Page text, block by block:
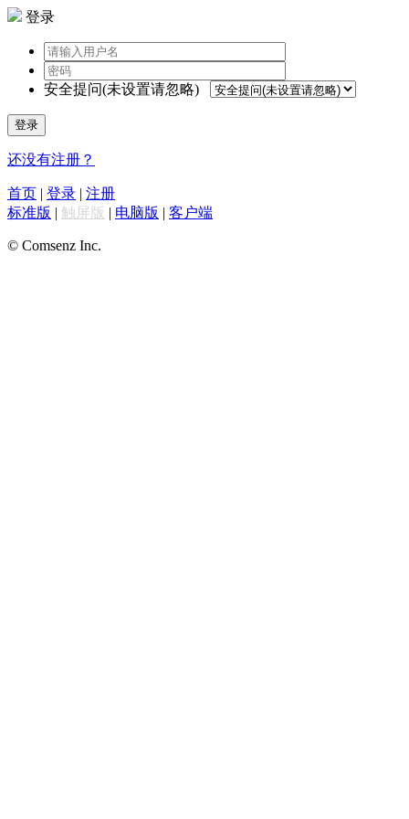
登录
安全提问(未设置请忽略)
登录
还没有注册？
首页 | 登录 | 注册
标准版 | 触屏版 | 电脑版 | 客户端
© Comsenz Inc.